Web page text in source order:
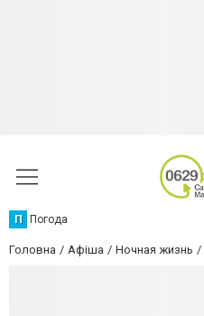
П Погода
Головна Афіша Ночная жизнь